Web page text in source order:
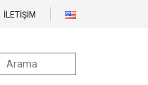
İLETİŞİM